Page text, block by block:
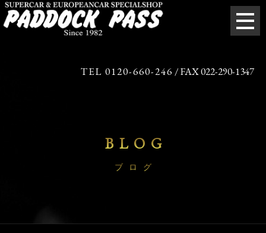
TEL 0120-660-246 / FAX 022-290-1347
BLOG
ブログ